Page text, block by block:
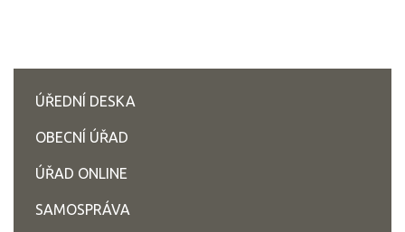
ÚŘEDNÍ DESKA
OBECNÍ ÚŘAD
ÚŘAD ONLINE
SAMOSPRÁVA